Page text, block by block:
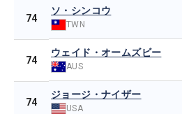
74
ソ・シンコウ
TWN
74
ウェイド・オームズビー
AUS
74
ジョージ・ナイザー
USA